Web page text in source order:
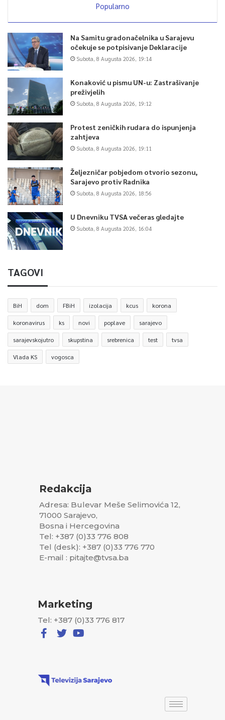
Popularno
Na Samitu gradonačelnika u Sarajevu
očekuje se potpisivanje Deklaracije
Subota, 8 Augusta 2026, 19:14
Konaković u pismu UN-u: Zastrašivanje
preživjelih
Subota, 8 Augusta 2026, 19:12
Protest zeničkih rudara do ispunjenja
zahtjeva
Subota, 8 Augusta 2026, 19:11
Željezničar pobjedom otvorio sezonu,
Sarajevo protiv Radnika
Subota, 8 Augusta 2026, 18:56
U Dnevniku TVSA večeras gledajte
Subota, 8 Augusta 2026, 16:04
TAGOVI
BiH dom FBiH izolacija kcus korona
koronavirus ks novi poplave sarajevo
sarajevskojutro skupstina srebrenica test tvsa
Vlada KS vogosca
Redakcija
Adresa: Bulevar Meše Selimovića 12,
71000 Sarajevo,
Bosna i Hercegovina
Tel: +387 (0)33 776 808
Tel (desk): +387 (0)33 776 770
E-mail : pitajte@tvsa.ba
Marketing
Tel: +387 (0)33 776 817